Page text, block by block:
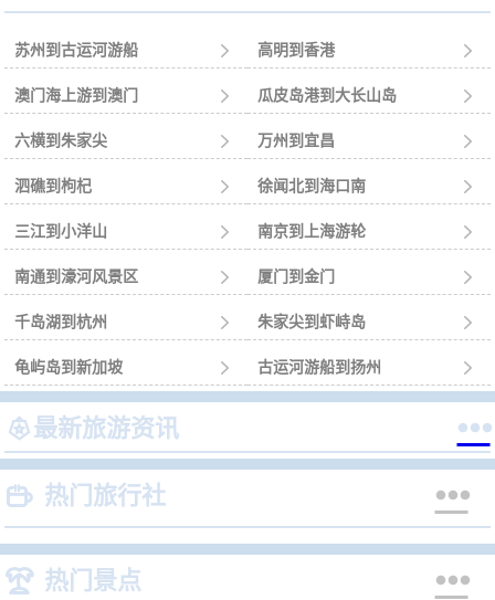
苏州到古运河游船  高明到香港 
澳门海上游到澳门  瓜皮岛港到大长山岛 
六横到朱家尖  万州到宜昌 
泗礁到枸杞  徐闻北到海口南 
三江到小洋山  南京到上海游轮 
南通到濠河风景区  厦门到金门 
千岛湖到杭州  朱家尖到虾峙岛 
龟屿岛到新加坡  古运河游船到扬州 
最新旅游资讯 
 热门旅行社 
 热门景点 